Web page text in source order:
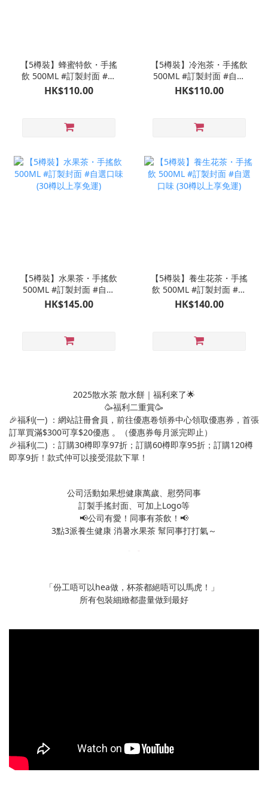
【5樽裝】蜂蜜特飲・手搖
飲 500ML #訂製封面 #自
選口味 (30樽以上享免運)
HK$110.00
【5樽裝】冷泡茶・手搖飲
500ML #訂製封面 #自選
口味 (30樽以上享免運)
HK$110.00
【5樽裝】水果茶・手搖飲
500ML #訂製封面 #自選
口味 (30樽以上享免運)
HK$145.00
【5樽裝】養生花茶・手搖
飲 500ML #訂製封面 #自
選口味 (30樽以上享免運)
HK$140.00
2025散水茶 散水餅｜福利來了🌟
🥳福利二重賞🥳
🎉福利(一) ：網站註冊會員，前往優惠卷領券中心領取優惠券，首張
訂單買滿$300可享$20優惠 。（優惠券每月派完即止）
🎉福利(二) ：訂購30樽即享97折；訂購60樽即享95折；訂購120樽
即享9折！款式仲可以接受混款下單！
公司活動如果想健康萬歲、慰勞同事
訂製手搖封面、可加上Logo等
📢公司有愛！同事有茶飲！📢
3點3派養生健康 消暑水果茶 幫同事打打氣～
「份工唔可以hea做，杯茶都絕唔可以馬虎！」
所有包裝細緻都盡量做到最好